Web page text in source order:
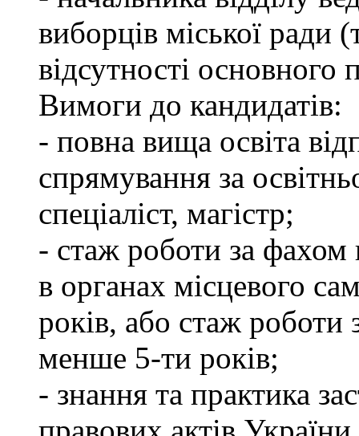
виборців міської ради
відсутності основного
Вимоги до кандидатів:
- повна вища освіта
спрямування за
спеціаліст, магістр;
- стаж роботи за фахом
в органах місцевого
років, або стаж
менше 5-ти років;
- знання та практика